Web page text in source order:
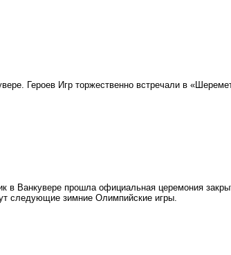
Героев Игр торжественно встречали в
в Ванкувере прошла официальная церемония
следующие зимние Олимпийские игры.